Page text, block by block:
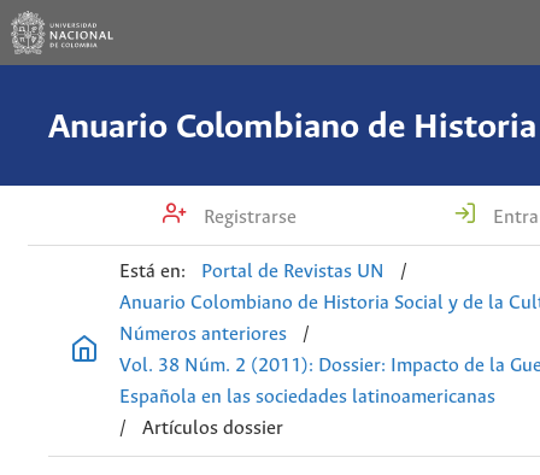
Registrarse
Está en: Portal de Revistas UN
/
Anuario Colombiano de Historia Social y de la
Números anteriores
/
Vol. 38 Núm. 2 (2011): Dossier: Impacto de la
Española en las sociedades latinoamericanas
/
Artículos dossier